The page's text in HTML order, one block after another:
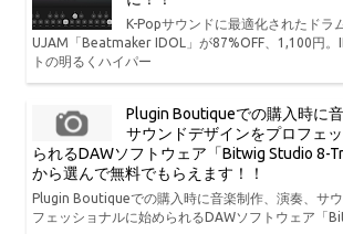
K-Popサウンドに最適化されたドラ
UJAM「Beatmaker IDOL」が87%OFF、1,100円。
トの明るくハイパー
Plugin Boutiqueでの購入時に音
サウンドデザインをプロフェ
られるDAWソフトウェア「Bitwig Studio 8-
から選んで無料でもらえます！！
Plugin Boutiqueでの購入時に音楽制作、演奏、サ
フェッショナルに始められるDAWソフトウェア「